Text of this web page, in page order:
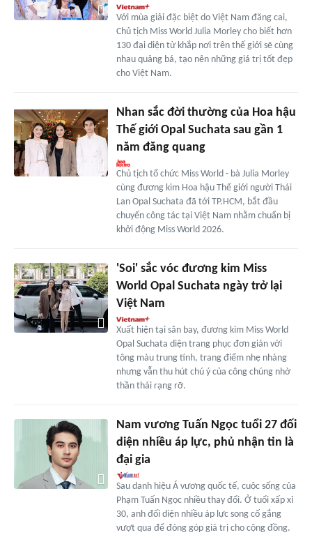
Với mùa giải đặc biệt do Việt Nam đăng cai,
Chủ tịch Miss World Julia Morley cho biết hơn
130 đại diện từ khắp nơi trên thế giới sẽ cùng
nhau quảng bá, tạo nên những giá trị tốt đẹp
cho Việt Nam.
Nhan sắc đời thường của Hoa hậu
Thế giới Opal Suchata sau gần 1
năm đăng quang
Chủ tịch tổ chức Miss World - bà Julia Morley
cùng đương kim Hoa hậu Thế giới người Thái
Lan Opal Suchata đã tới TP.HCM, bắt đầu
chuyến công tác tại Việt Nam nhằm chuẩn bị
khởi động Miss World 2026.
'Soi' sắc vóc đương kim Miss
World Opal Suchata ngày trở lại
Việt Nam
Xuất hiện tại sân bay, đương kim Miss World
Opal Suchata diện trang phục đơn giản với
tông màu trung tính, trang điểm nhẹ nhàng
nhưng vẫn thu hút chú ý của công chúng nhờ
thần thái rạng rỡ.
Nam vương Tuấn Ngọc tuổi 27 đối
diện nhiều áp lực, phủ nhận tin là
đại gia
Sau danh hiệu Á vương quốc tế, cuộc sống của
Phạm Tuấn Ngọc nhiều thay đổi. Ở tuổi xấp xỉ
30, anh đối diện nhiều áp lực song cố gắng
vượt qua để đóng góp giá trị cho cộng đồng.